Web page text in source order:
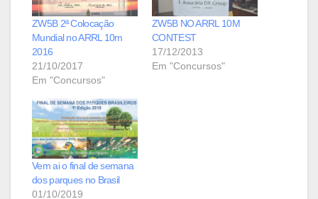
ZW5B 2ª Colocação
Mundial no ARRL 10m
2016
21/10/2017
Em "Concursos"
ZW5B NO ARRL 10M
CONTEST
17/12/2013
Em "Concursos"
Vem ai o final de semana
dos parques no Brasil
01/10/2019